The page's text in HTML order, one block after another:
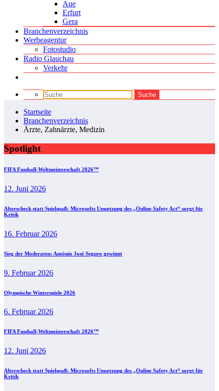
Aue
Erfurt
Gera
Branchenverzeichnis
Werbeagentur
Fotostudio
Radio Glauchau
Verkehr
Startseite
Branchenverzeichnis
Ärzte, Zahnärzte, Medizin
Spotlight
FIFA Fussball-Weltmeisterschaft 2026™
12. Juni 2026
Alterscheck statt Spielspaß: Microsofts Umsetzung des „Online Safety Act“ sorgt für
Kritik
16. Februar 2026
Sieg der Moderaten: António José Seguro gewinnt
9. Februar 2026
Olympische Winterspiele 2026
6. Februar 2026
FIFA Fussball-Weltmeisterschaft 2026™
12. Juni 2026
Alterscheck statt Spielspaß: Microsofts Umsetzung des „Online Safety Act“ sorgt für
Kritik